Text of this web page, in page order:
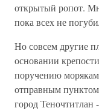
открытый ропот.
пока всех не
Но совсем другие
основании
поручению
отправным пунктом
город Теночтитлан